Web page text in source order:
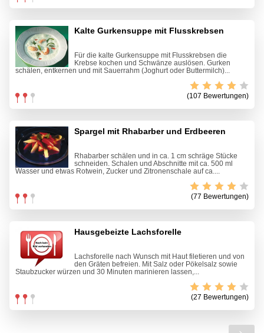
Kalte Gurkensuppe mit Flusskrebsen
Für die kalte Gurkensuppe mit Flusskrebsen die
Krebse kochen und Schwänze auslösen. Gurken
schälen, entkernen und mit Sauerrahm (Joghurt oder Buttermilch)...
(107 Bewertungen)
Spargel mit Rhabarber und Erdbeeren
Rhabarber schälen und in ca. 1 cm schräge Stücke
schneiden. Schalen und Abschnitte mit ca. 500 ml
Wasser und etwas Rotwein, Zucker und Zitronenschale auf ca....
(77 Bewertungen)
Hausgebeizte Lachsforelle
Lachsforelle nach Wunsch mit Haut filetieren und von
den Gräten befreien. Mit Salz oder Pökelsalz sowie
Staubzucker würzen und 30 Minuten marinieren lassen,...
(27 Bewertungen)